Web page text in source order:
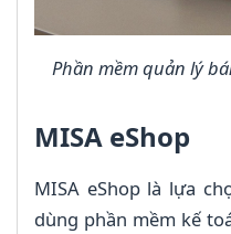
Phần mềm quản lý
MISA eShop
MISA eShop là lựa
dùng phần mềm kế